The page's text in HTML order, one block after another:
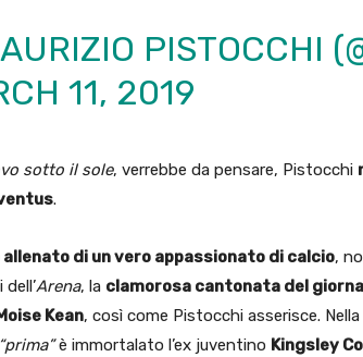
PISTOCCHI
11, 2019
sotto il sole, verrebbe da pensare, Pistocchi
.
allenato di un vero appassionato di calcio,
Arena, la clamorosa cantonata del
Kean, così come Pistocchi asserisce.
“prima”è immortalato l’ex juventino Kingsley